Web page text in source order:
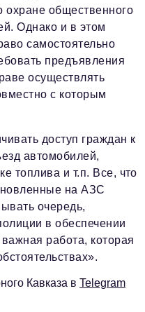
охране общественного
Однако и в этом
самостоятельно
предъявления
осуществлять
с которым
доступ граждан к
автомобилей,
топлива и т.п. Все, что
на АЗС
очередь,
в обеспечении
работа, которая
Кавказа в Telegram